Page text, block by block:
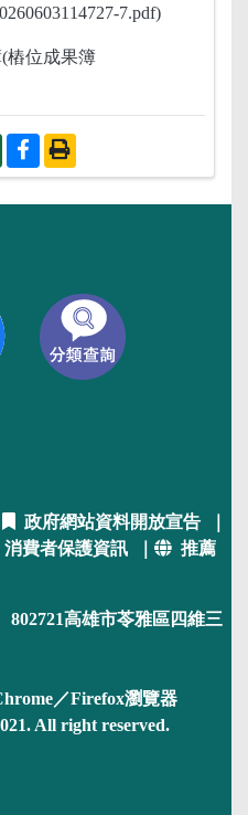
政府網站資料開放宣告
消費者保護資訊
推薦
高雄市苓雅區四維三
／Firefox瀏覽器
All right reserved.